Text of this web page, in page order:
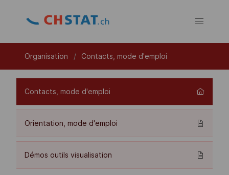
Organisation Contacts, mode d'emploi
Contacts, mode d'emploi
Orientation, mode d'emploi
Démos outils visualisation